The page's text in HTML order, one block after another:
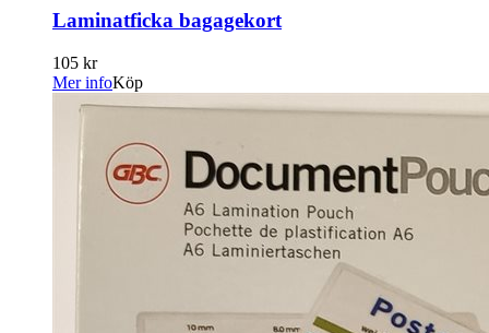
Laminatficka bagagekort
105 kr
Mer infoKöp